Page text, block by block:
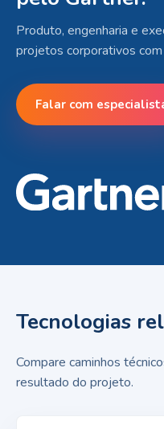
Produto, engenharia e
projetos corporativos com
Falar com
Tecnologias
Compare caminhos
resultado do projeto.